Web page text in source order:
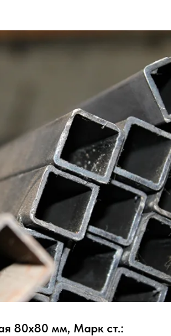
80х80 мм, Марк ст.: